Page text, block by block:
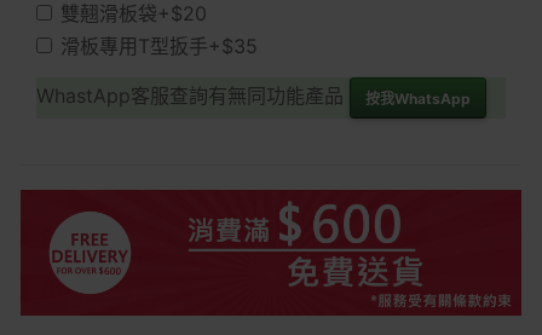
雙翹滑板袋+$20
滑板專用T型扳手+$35
WhastApp客服查詢有無同功能產品 按我WhatsApp